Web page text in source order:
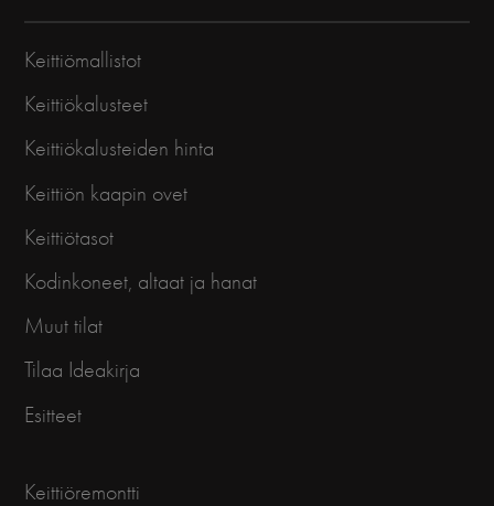
Keittiömallistot
Keittiökalusteet
Keittiökalusteiden hinta
Keittiön kaapin ovet
Keittiötasot
Kodinkoneet, altaat ja hanat
Muut tilat
Tilaa Ideakirja
Esitteet
Keittiöremontti